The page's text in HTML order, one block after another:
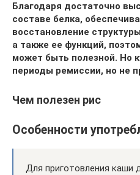
Благодаря достаточно
составе белка,
восстановление
а также ее функций,
может быть полезной. Но
периоды ремиссии, но не
Чем полезен рис
Особенности
Для приготовления каши